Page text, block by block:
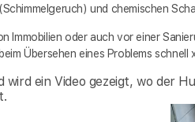
und chemischen
Immobilien oder auch vor einer
Übersehen eines Problems schnell
wird ein Video gezeigt, wo der